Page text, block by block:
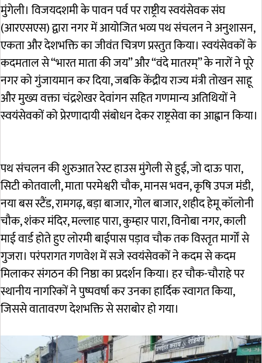
मुंगेली। विजयदशमी के पावन पर्व पर राष्ट्रीय स्वयंसेवक संघ
(आरएसएस) द्वारा नगर में आयोजित भव्य पथ संचलन ने अनुशासन,
एकता और देशभक्ति का जीवंत चित्रण प्रस्तुत किया। स्वयंसेवकों के
कदमताल से “भारत माता की जय” और “वंदे मातरम्” के नारों ने पूरे
नगर को गुंजायमान कर दिया, जबकि केंद्रीय राज्य मंत्री तोखन साहू
और मुख्य वक्ता चंद्रशेखर देवांगन सहित गणमान्य अतिथियों ने
स्वयंसेवकों को प्रेरणादायी संबोधन देकर राष्ट्रसेवा का आह्वान किया।
पथ संचलन की शुरुआत रेस्ट हाउस मुंगेली से हुई, जो दाऊ पारा,
सिटी कोतवाली, माता परमेश्वरी चौक, मानस भवन, कृषि उपज मंडी,
नया बस स्टैंड, रामगढ़, बड़ा बाजार, गोल बाजार, शहीद हेमू कॉलोनी
चौक, शंकर मंदिर, मल्लाह पारा, कुम्हार पारा, विनोबा नगर, काली
माई वार्ड होते हुए लोरमी बाईपास पड़ाव चौक तक विस्तृत मार्गों से
गुजरा। परंपरागत गणवेश में सजे स्वयंसेवकों ने कदम से कदम
मिलाकर संगठन की निष्ठा का प्रदर्शन किया। हर चौक-चौराहे पर
स्थानीय नागरिकों ने पुष्पवर्षा कर उनका हार्दिक स्वागत किया,
जिससे वातावरण देशभक्ति से सराबोर हो गया।